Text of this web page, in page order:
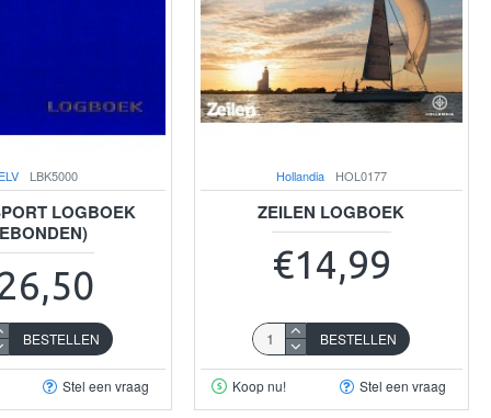
LBK5000
LOGBOEK
BESTELLEN
Stel een vraag
Hollandia HOL0177
ZEILEN LOGBOEK
€14,99
BESTELLEN
Koop nu! Stel een vraag